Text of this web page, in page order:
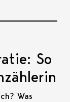
So
Was